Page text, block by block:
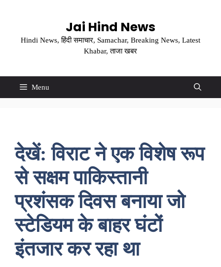
Jai Hind News
Hindi News, हिंदी समाचार, Samachar, Breaking News, Latest
Khabar, ताजा खबर
Menu
देखें: विराट ने एक विशेष रूप
से सक्षम पाकिस्तानी
प्रशंसक दिवस बनाया जो
स्टेडियम के बाहर घंटों
इंतजार कर रहा था